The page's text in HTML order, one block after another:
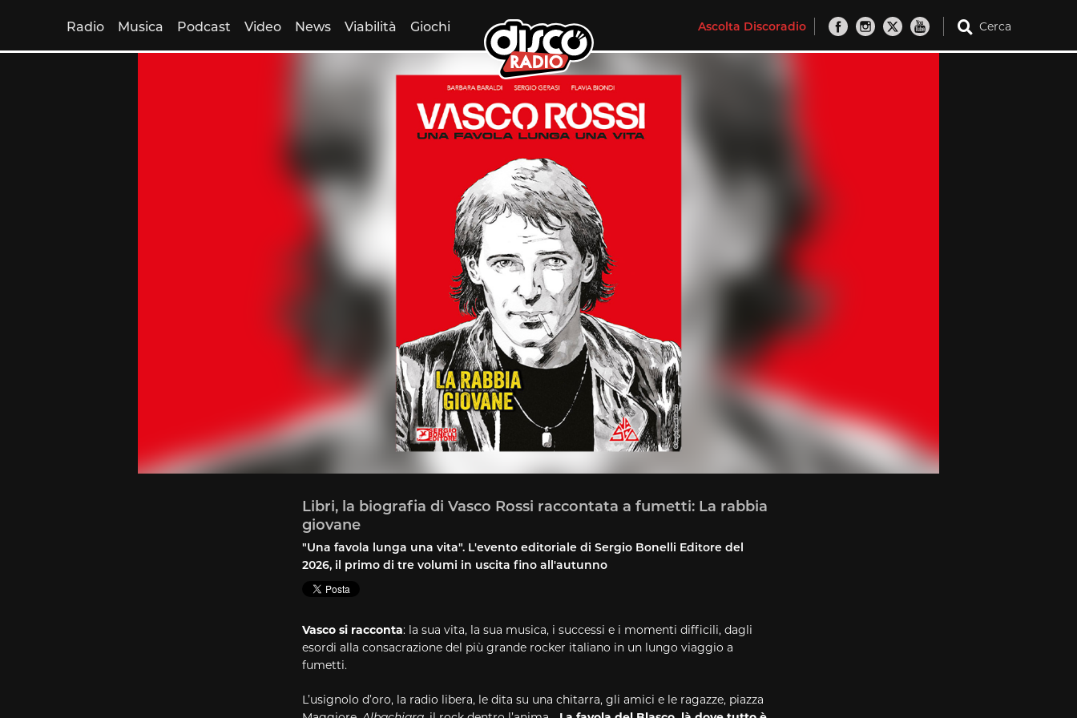
Radio Musica Podcast Video News Viabilità Giochi Ascolta Discoradio Cerca
Libri, la biografia di Vasco Rossi raccontata a fumetti: La rabbia
giovane
"Una favola lunga una vita". L'evento editoriale di Sergio Bonelli Editore del
2026, il primo di tre volumi in uscita fino all'autunno
Vasco si racconta: la sua vita, la sua musica, i successi e i momenti difficili, dagli
esordi alla consacrazione del più grande rocker italiano in un lungo viaggio a
fumetti.
L’usignolo d’oro, la radio libera, le dita su una chitarra, gli amici e le ragazze, piazza